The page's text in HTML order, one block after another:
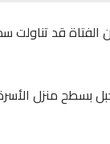
الفتاة قد
مشنوقا بواسطة حبل